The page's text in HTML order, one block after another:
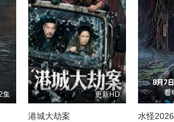
集 更新HD
港城大劫案 水怪2026